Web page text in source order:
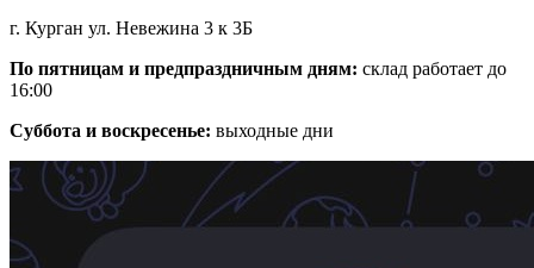
г. Курган ул. Невежина 3 к 3Б
По пятницам и предпраздничным дням: склад работает до
16:00
Суббота и воскресенье: выходные дни